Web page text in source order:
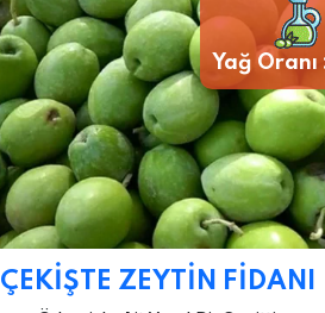
Yağ Oranı
ÇEKİŞTE ZEYTİN FİDANI